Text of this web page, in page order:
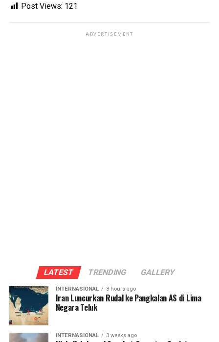
Post Views: 121
ADVERTISEMENT
LATEST TRENDING GALLERY
INTERNASIONAL 3 hours ago
Iran Luncurkan Rudal ke Pangkalan AS di Lima
Negara Teluk
INTERNASIONAL 3 weeks ago